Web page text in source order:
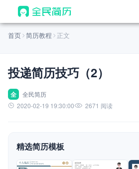
首页
AI 生成简历
AI 优化简历
AI 翻译简历
AI 模拟面试
面试自我介绍
首页 简历教程 正文
投递简历技巧（2）
全
全民简历
2020-02-19 19:30:00
2671 阅读
精选简历模板